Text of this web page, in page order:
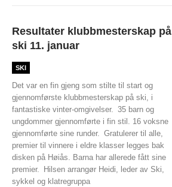
Ny på o-løp?
Nybegynnerkurs
Nyheter
SYKKEL
Grenserittet
Resultater klubbmesterskap på
ski 11. januar
SKI
Det var en fin gjeng som stilte til start og
gjennomførste klubbmesterskap på ski, i
fantastiske vinter-omgivelser. 35 barn og
ungdommer gjennomførte i fin stil. 16 voksne
gjennomførte sine runder. Gratulerer til alle,
premier til vinnere i eldre klasser legges bak
disken på Høiås. Barna har allerede fått sine
premier.
Hilsen arrangør Heidi, leder av Ski,
sykkel og klatregruppa